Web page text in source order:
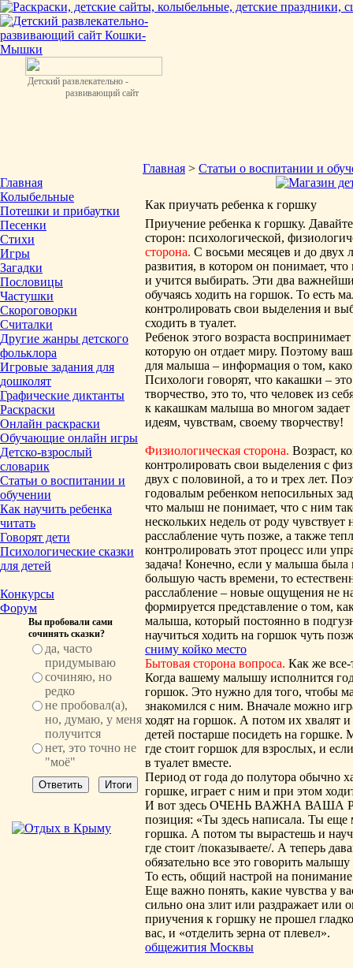
Детский развлекательно -
развивающий сайт
Главная
Колыбельные
Потешки и прибаутки
Песенки
Стихи
Игры
Загадки
Пословицы
Частушки
Скороговорки
Считалки
Другие жанры детского
фольклора
Игровые задания для
дошколят
Графические диктанты
Раскраски
Онлайн раскраски
Обучающие онлайн игры
Детско-взрослый
словарик
Статьи о воспитании и
обучении
Как научить ребенка
читать
Говорят дети
Психологические сказки
для детей
Конкурсы
Форум
Вы пробовали сами
сочинять сказки?
да, часто
придумываю
сочиняю, но
редко
не пробовал(а),
но, думаю, у меня
получится
нет, это точно не
"моё"
Главная > Статьи о воспитании и
Как приучать ребенка к горшку
Приучение ребенка к горшку.
сторон: психологической,
сторона. С восьми месяцев и до двух
развития, в котором он понимает,
и учится выбирать. Эти два
обучаясь ходить на горшок. То есть
контролировать свои выделения и
сходить в туалет.
Ребенок этого возраста
которую он отдает миру. Поэтому
для малыша – информация о том,
Психологи говорят, что какашки –
творчество, это то, что человек из
к какашкам малыша во многом
идеям, чувствам, своему творчеству!
Физиологическая сторона. Возраст,
контролировать свои выделения с
двух с половиной, а то и трех лет.
годовалым ребенком непосильных
что малыш не понимает, что с ним
нескольких недель от роду
расслабление чуть позже, а также
контролировать этот процесс или
задача! Конечно, если у малыша
большую часть времени, то
расслабление – новые ощущения не
формируется представление о том,
малыша, который постоянно в
научиться ходить на горшок чуть
сниму койко место
Бытовая сторона вопроса. Как же
Когда вашему малышу исполнится
горшок. Это нужно для того, чтобы
знакомился с ним. Вначале можно
ходят на горшок. А потом их хвалят
детей постарше посидеть на горшке.
где стоит горшок для взрослых, и
в туалет вместе.
Период от года до полутора обычно
горшке, играет с ним и при этом
И вот здесь ОЧЕНЬ ВАЖНА ВАША
позиция: «Ты здесь написала. Ты еще
горшка. А потом ты вырастешь и
где стоит /показываете/. А теперь
обязательно все это говорить
То есть, общий настрой на
Еще важно понять, какие чувства у
сильно она злит или раздражает или
приучения к горшку не прошел
вас, и «отделить зерна от плевел».
общежития Москвы